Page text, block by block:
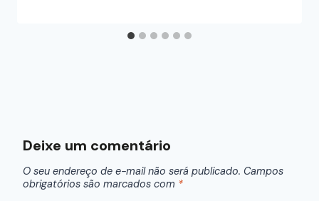
Deixe um comentário
O seu endereço de e-mail não será publicado. Campos
obrigatórios são marcados com *